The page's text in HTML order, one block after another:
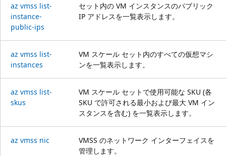
az vmss list-
instance-
public-ips
セット内の VM インスタンスのパブリック
IP アドレスを一覧表示します。
az vmss list-
instances
VM スケール セット内のすべての仮想マシ
ンを一覧表示します。
az vmss list-
skus
VM スケール セットで使用可能な SKU (各
SKU で許可される最小および最大 VM イン
スタンスを含む) を一覧表示します。
az vmss nic
VMSS のネットワーク インターフェイスを
管理します。